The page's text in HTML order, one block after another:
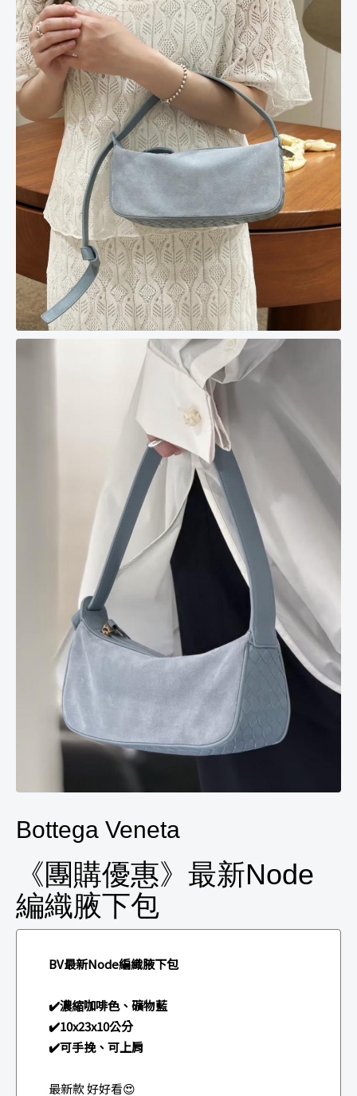
Bottega Veneta
《團購優惠》最新Node
編織腋下包
BV最新Node編織腋下包
✔️濃縮咖啡色、礦物藍
✔️10x23x10公分
✔️可手挽、可上肩
最新款 好好看😍